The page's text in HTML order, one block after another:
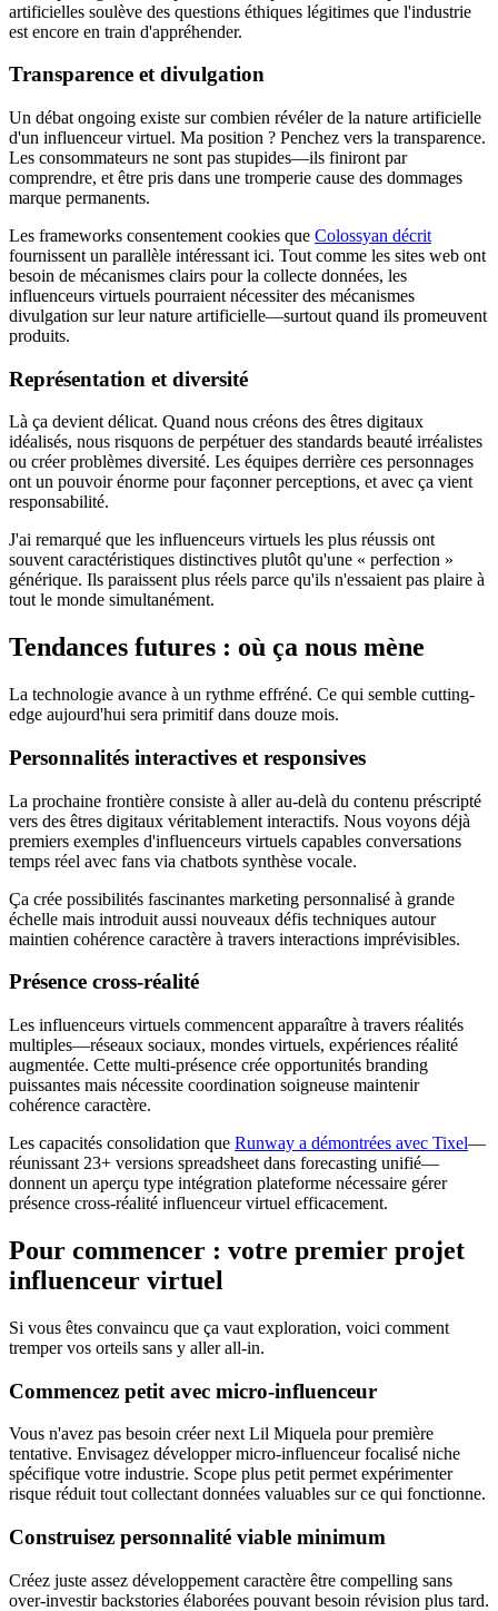
artificielles soulève des questions éthiques légitimes que l'industrie
est encore en train d'appréhender.
Transparence et divulgation
Un débat ongoing existe sur combien révéler de la nature artificielle
d'un influenceur virtuel. Ma position ? Penchez vers la transparence.
Les consommateurs ne sont pas stupides—ils finiront par
comprendre, et être pris dans une tromperie cause des dommages
marque permanents.
Les frameworks consentement cookies que Colossyan décrit
fournissent un parallèle intéressant ici. Tout comme les sites web ont
besoin de mécanismes clairs pour la collecte données, les
influenceurs virtuels pourraient nécessiter des mécanismes
divulgation sur leur nature artificielle—surtout quand ils promeuvent
produits.
Représentation et diversité
Là ça devient délicat. Quand nous créons des êtres digitaux
idéalisés, nous risquons de perpétuer des standards beauté irréalistes
ou créer problèmes diversité. Les équipes derrière ces personnages
ont un pouvoir énorme pour façonner perceptions, et avec ça vient
responsabilité.
J'ai remarqué que les influenceurs virtuels les plus réussis ont
souvent caractéristiques distinctives plutôt qu'une « perfection »
générique. Ils paraissent plus réels parce qu'ils n'essaient pas plaire à
tout le monde simultanément.
Tendances futures : où ça nous mène
La technologie avance à un rythme effréné. Ce qui semble cutting-
edge aujourd'hui sera primitif dans douze mois.
Personnalités interactives et responsives
La prochaine frontière consiste à aller au-delà du contenu préscripté
vers des êtres digitaux véritablement interactifs. Nous voyons déjà
premiers exemples d'influenceurs virtuels capables conversations
temps réel avec fans via chatbots synthèse vocale.
Ça crée possibilités fascinantes marketing personnalisé à grande
échelle mais introduit aussi nouveaux défis techniques autour
maintien cohérence caractère à travers interactions imprévisibles.
Présence cross-réalité
Les influenceurs virtuels commencent apparaître à travers réalités
multiples—réseaux sociaux, mondes virtuels, expériences réalité
augmentée. Cette multi-présence crée opportunités branding
puissantes mais nécessite coordination soigneuse maintenir
cohérence caractère.
Les capacités consolidation que Runway a démontrées avec Tixel—
réunissant 23+ versions spreadsheet dans forecasting unifié—
donnent un aperçu type intégration plateforme nécessaire gérer
présence cross-réalité influenceur virtuel efficacement.
Pour commencer : votre premier projet
influenceur virtuel
Si vous êtes convaincu que ça vaut exploration, voici comment
tremper vos orteils sans y aller all-in.
Commencez petit avec micro-influenceur
Vous n'avez pas besoin créer next Lil Miquela pour première
tentative. Envisagez développer micro-influenceur focalisé niche
spécifique votre industrie. Scope plus petit permet expérimenter
risque réduit tout collectant données valuables sur ce qui fonctionne.
Construisez personnalité viable minimum
Créez juste assez développement caractère être compelling sans
over-investir backstories élaborées pouvant besoin révision plus tard.